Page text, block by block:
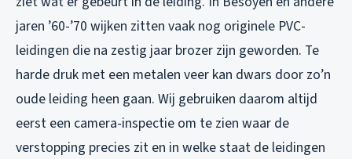
jaren ’60-’70 wijken zitten vaak nog originele PVC-
leidingen die na zestig jaar brozer zijn geworden. Te
harde druk met een metalen veer kan dwars door zo’n
oude leiding heen gaan. Wij gebruiken daarom altijd
eerst een camera-inspectie om te zien waar de
verstopping precies zit en in welke staat de leidingen